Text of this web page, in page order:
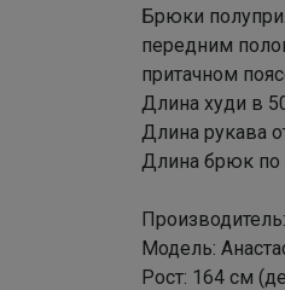
Брюки
передним
притачном
Длина худи в
Длина рукава
Длина брюк по
Модель:
Рост: 164 см